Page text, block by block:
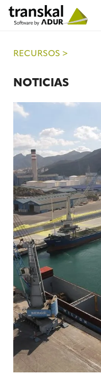
RECURSOS >
NOTICIAS